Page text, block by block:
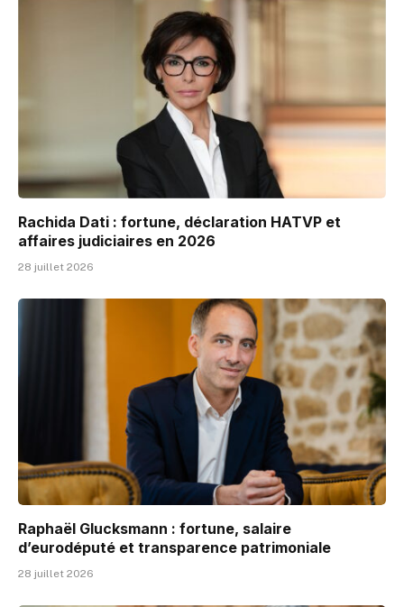
Rachida Dati : fortune, déclaration HATVP et
affaires judiciaires en 2026
28 juillet 2026
Raphaël Glucksmann : fortune, salaire
d’eurodéputé et transparence patrimoniale
28 juillet 2026